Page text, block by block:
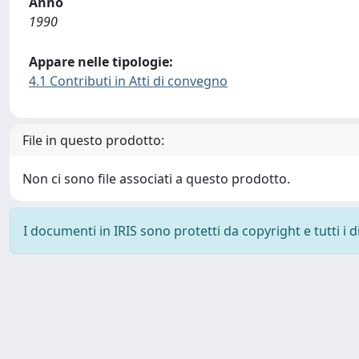
1990
Appare nelle tipologie:
4.1 Contributi in Atti di convegno
File in questo prodotto:
Non ci sono file associati a questo prodotto.
I documenti in IRIS sono protetti da copyright e tutti i